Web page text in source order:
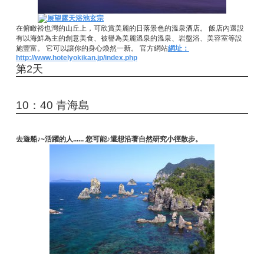
在俯瞰裕也灣的山丘上，可欣賞美麗的日落景色的溫泉酒店。 飯店內還設
有以海鮮為主的創意美食、被譽為美麗溫泉的溫泉、岩盤浴、美容室等設
施豐富。 它可以讓你的身心煥然一新。 官方網站網址：
http://www.hotelyokikan.jp/index.php
第2天
10：40 青海島
去遊船♪~活躍的人...... 您可能♪還想沿著自然研究小徑散步。